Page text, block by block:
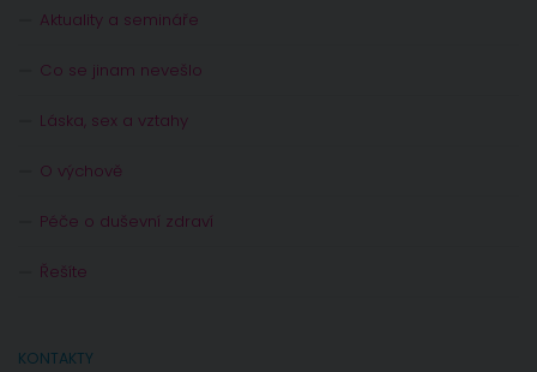
Aktuality a semináře
Co se jinam nevešlo
Láska, sex a vztahy
O výchově
Péče o duševní zdraví
Řešíte
KONTAKTY